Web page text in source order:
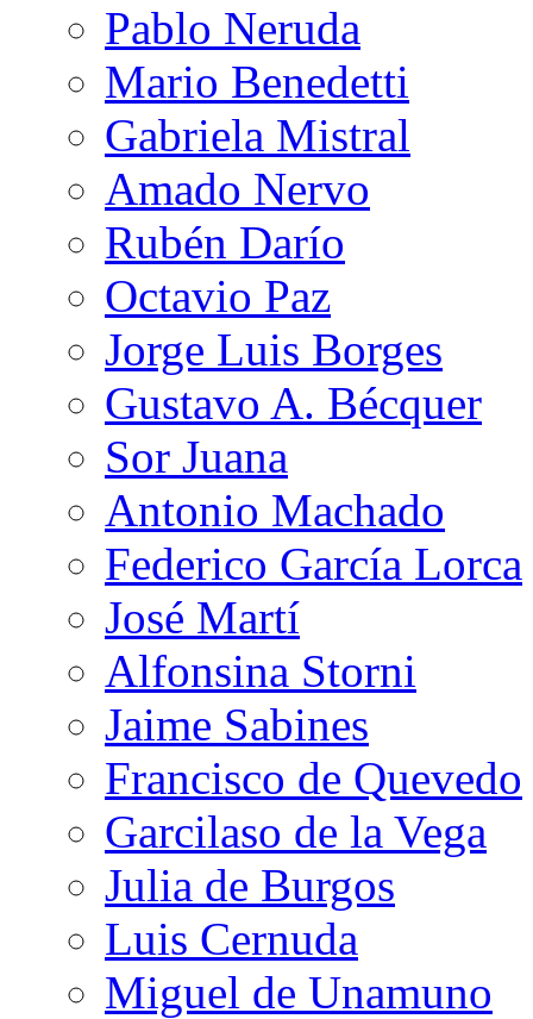
Pablo Neruda
Mario Benedetti
Gabriela Mistral
Amado Nervo
Rubén Darío
Octavio Paz
Jorge Luis Borges
Gustavo A. Bécquer
Sor Juana
Antonio Machado
Federico García Lorca
José Martí
Alfonsina Storni
Jaime Sabines
Francisco de Quevedo
Garcilaso de la Vega
Julia de Burgos
Luis Cernuda
Miguel de Unamuno